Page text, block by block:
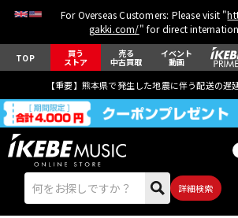
For Overseas Customers: Please visit "
gakki.com/" for direct
TOP 買う
ストア
売る
中古買取
イベント
動画
【重要】熊本県で発生した地震に伴う配送の遅
詳細検索